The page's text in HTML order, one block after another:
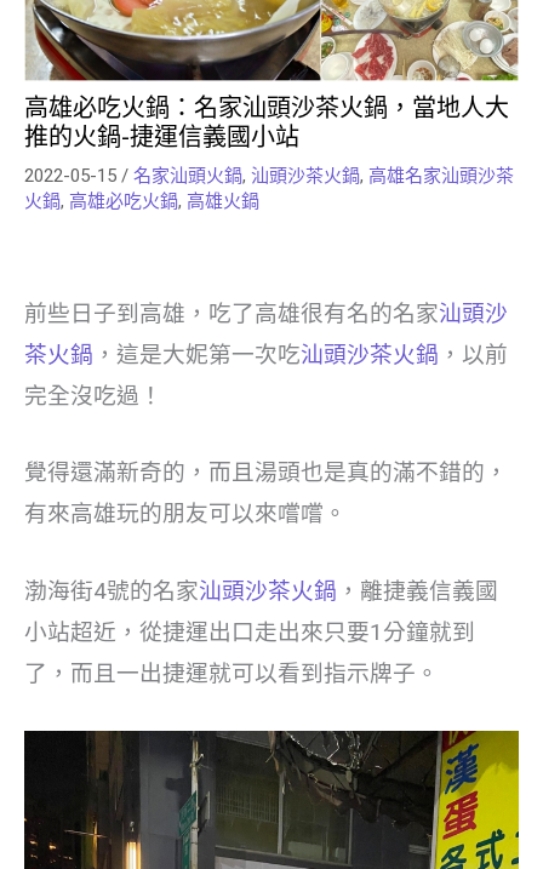
高雄必吃火鍋：名家汕頭沙茶火鍋，當地人大
推的火鍋-捷運信義國小站
2022-05-15 / 名家汕頭火鍋, 汕頭沙茶火鍋, 高雄名家汕頭沙茶
火鍋, 高雄必吃火鍋, 高雄火鍋
前些日子到高雄，吃了高雄很有名的名家汕頭沙
茶火鍋 ，這是大妮第一次吃汕頭沙茶火鍋 ，以前
完全沒吃過！
覺得還滿新奇的，而且湯頭也是真的滿不錯的，
有來高雄玩的朋友可以來嚐嚐。
渤海街4號的名家汕頭沙茶火鍋 ，離捷義信義國
小站超近，從捷運出口走出來只要1分鐘就到
了，而且一出捷運就可以看到指示牌子。